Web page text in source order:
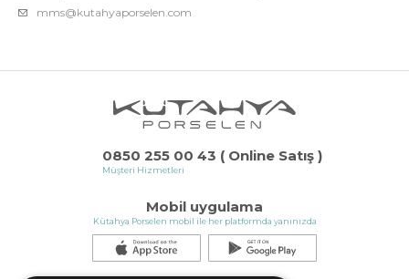
0850 255 00 43 ( Online Satış )
Müşteri Hizmetleri
Mobil uygulama
Kütahya Porselen mobil ile her platformda yanınızda
mms@kutahyaporselen.com